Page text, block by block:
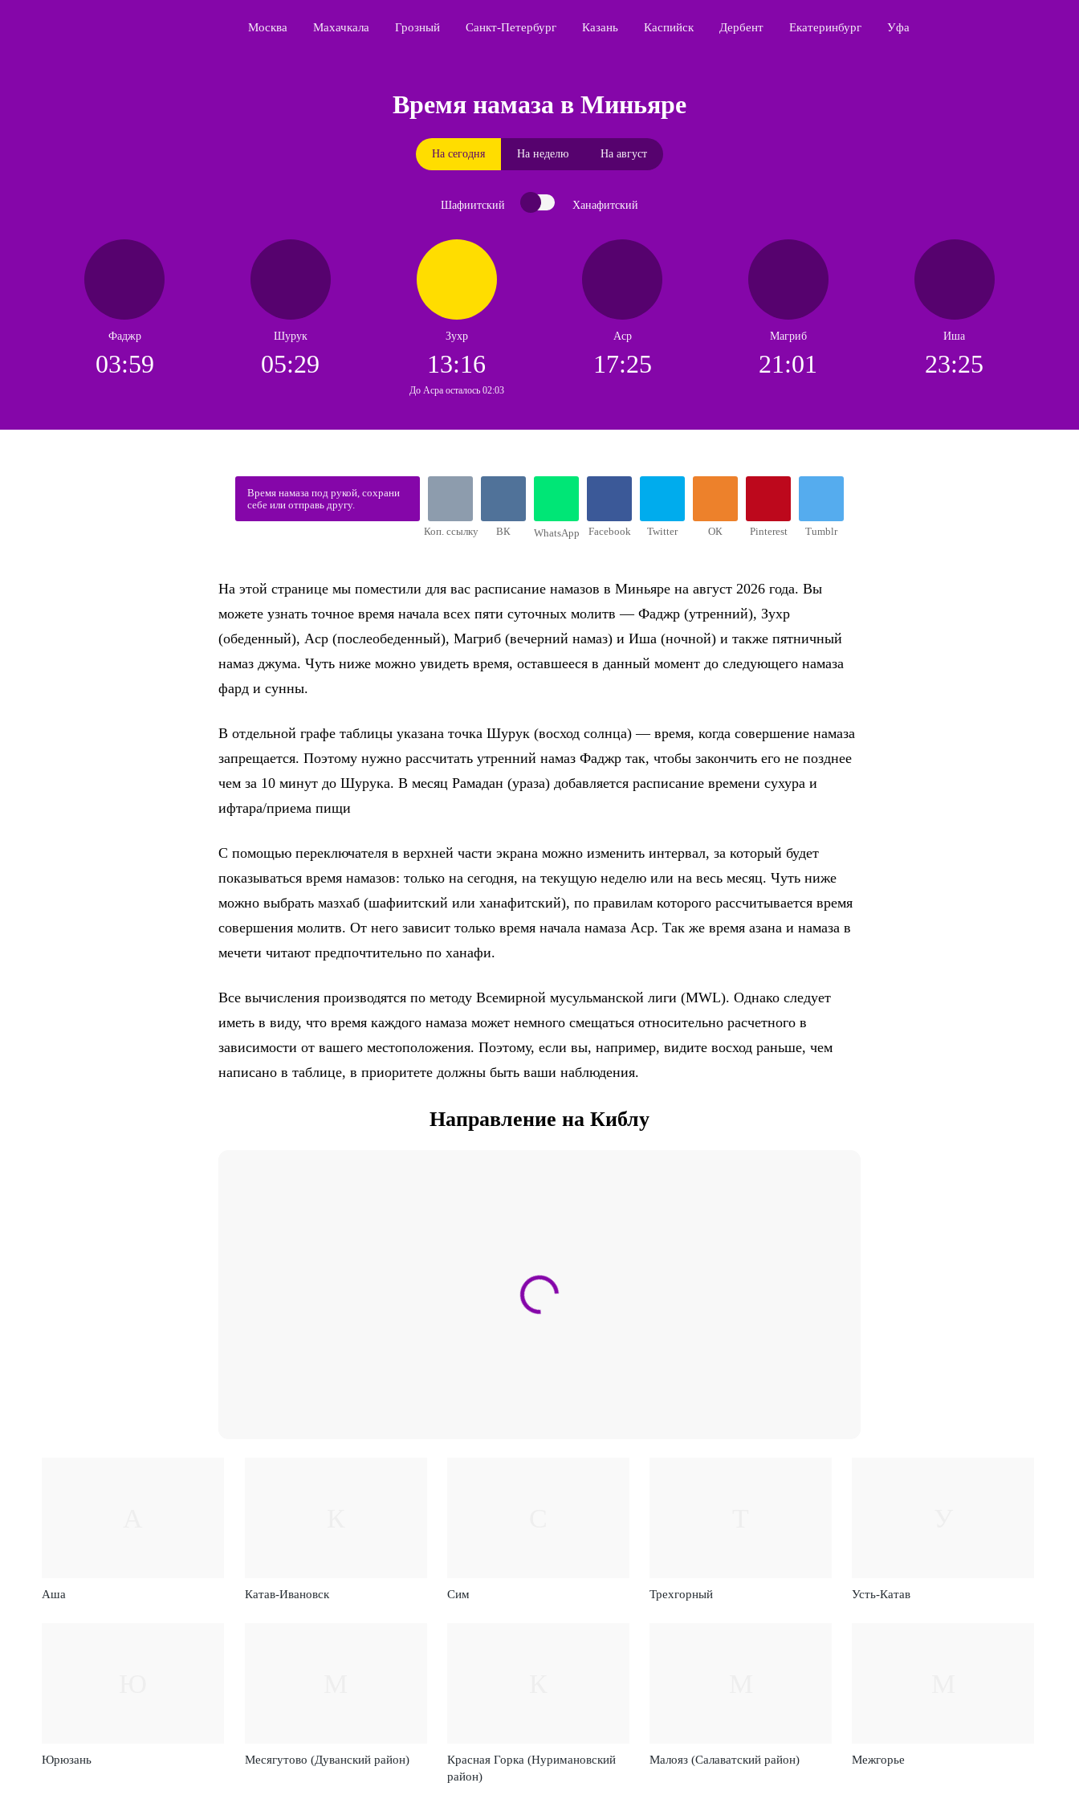
Москва Махачкала Грозный Санкт-Петербург Казань Каспийск Дербент Екатеринбург Уфа
Время намаза в Миньяре
На сегодня На неделю На август
Шафиитский Ханафитский
Фаджр
03:59
Шурук
05:29
Зухр
13:16
До Асра осталось 02:03
Аср
17:25
Магриб
21:01
Иша
23:25
Время намаза под рукой, сохрани
себе или отправь другу.
Коп. ссылку ВК WhatsApp Facebook Twitter ОК Pinterest Tumblr
На этой странице мы поместили для вас расписание намазов в Миньяре на август 2026 года. Вы
можете узнать точное время начала всех пяти суточных молитв — Фаджр (утренний), Зухр
(обеденный), Аср (послеобеденный), Магриб (вечерний намаз) и Иша (ночной) и также пятничный
намаз джума. Чуть ниже можно увидеть время, оставшееся в данный момент до следующего намаза
фард и сунны.
В отдельной графе таблицы указана точка Шурук (восход солнца) — время, когда совершение намаза
запрещается. Поэтому нужно рассчитать утренний намаз Фаджр так, чтобы закончить его не позднее
чем за 10 минут до Шурука. В месяц Рамадан (ураза) добавляется расписание времени сухура и
ифтара/приема пищи
С помощью переключателя в верхней части экрана можно изменить интервал, за который будет
показываться время намазов: только на сегодня, на текущую неделю или на весь месяц. Чуть ниже
можно выбрать мазхаб (шафиитский или ханафитский), по правилам которого рассчитывается время
совершения молитв. От него зависит только время начала намаза Аср. Так же время азана и намаза в
мечети читают предпочтительно по ханафи.
Все вычисления производятся по методу Всемирной мусульманской лиги (MWL). Однако следует
иметь в виду, что время каждого намаза может немного смещаться относительно расчетного в
зависимости от вашего местоположения. Поэтому, если вы, например, видите восход раньше, чем
написано в таблице, в приоритете должны быть ваши наблюдения.
Направление на Киблу
Аша Катав-Ивановск Сим Трехгорный Усть-Катав
Юрюзань Месягутово (Дуванский район)
Красная Горка (Нуримановский
район)
Малояз (Салаватский район) Межгорье